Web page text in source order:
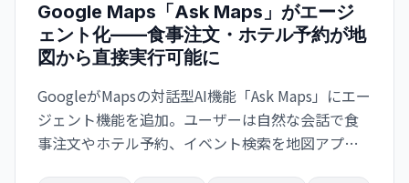
Google Maps「Ask Maps」がエージ
ェント化——食事注文・ホテル予約が地
図から直接実行可能に
GoogleがMapsの対話型AI機能「Ask Maps」にエー
ジェント機能を追加。ユーザーは自然な会話で食
事注文やホテル予約、イベント検索を地図アプリ